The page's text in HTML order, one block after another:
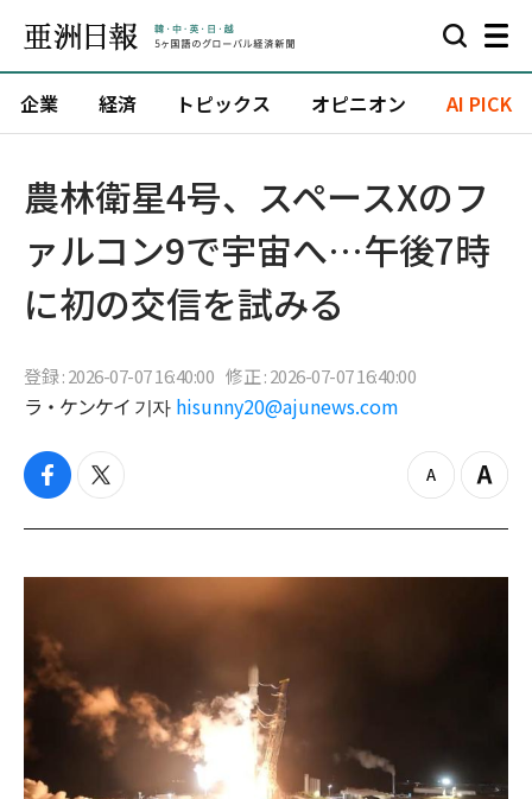
企業 経済 トピックス オピニオン AI PICK
農林衛星4号、スペースXのフ
ァルコン9で宇宙へ…午後7時
に初の交信を試みる
登録 : 2026-07-07 16:40:00 修正 : 2026-07-07 16:40:00
ラ・ケンケイ 기자 hisunny20@ajunews.com
f
c
b
k
t
i
t
z
o
o
Z
o
i